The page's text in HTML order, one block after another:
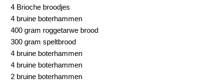
4 Brioche broodjes
4 bruine boterhammen
400 gram roggetarwe brood
300 gram speltbrood
4 bruine boterhammen
4 bruine boterhammen
2 bruine boterhammen